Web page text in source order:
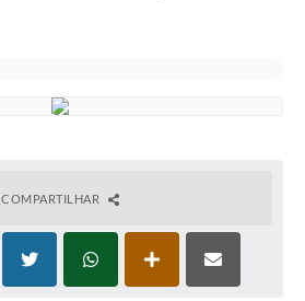
COMPARTILHAR